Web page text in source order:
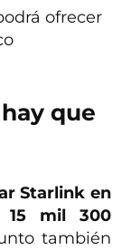
que
Starlink en
15 mil 300
también